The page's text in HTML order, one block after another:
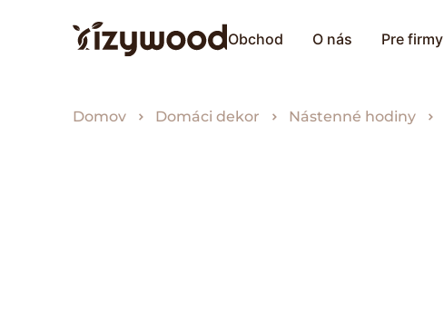
Obchod O nás Pre firmy
Domov Domáci dekor Nástenné hodiny